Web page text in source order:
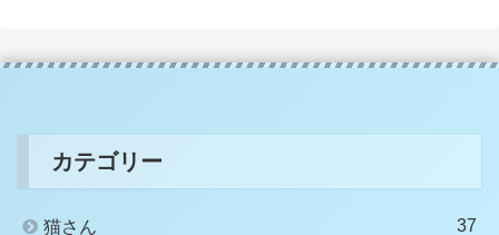
カテゴリー
猫さん 37